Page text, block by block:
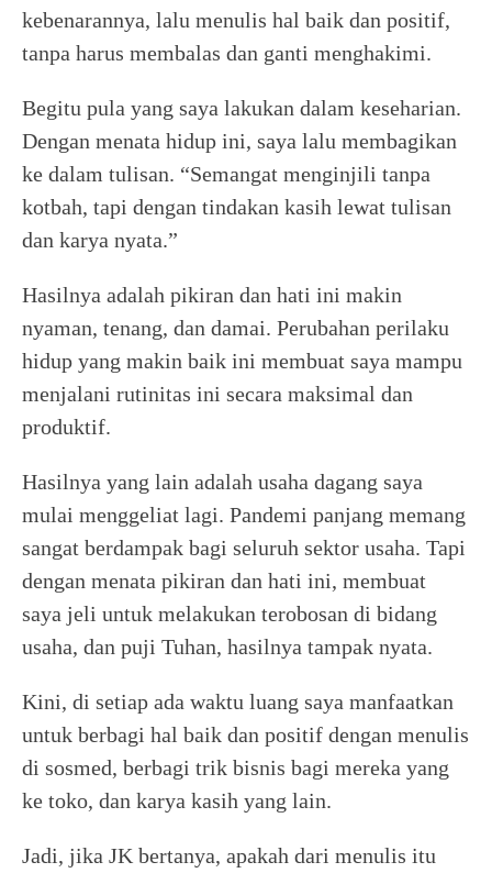
kebenarannya, lalu menulis hal baik dan positif,
tanpa harus membalas dan ganti menghakimi.
Begitu pula yang saya lakukan dalam keseharian.
Dengan menata hidup ini, saya lalu membagikan
ke dalam tulisan. “Semangat menginjili tanpa
kotbah, tapi dengan tindakan kasih lewat tulisan
dan karya nyata.”
Hasilnya adalah pikiran dan hati ini makin
nyaman, tenang, dan damai. Perubahan perilaku
hidup yang makin baik ini membuat saya mampu
menjalani rutinitas ini secara maksimal dan
produktif.
Hasilnya yang lain adalah usaha dagang saya
mulai menggeliat lagi. Pandemi panjang memang
sangat berdampak bagi seluruh sektor usaha. Tapi
dengan menata pikiran dan hati ini, membuat
saya jeli untuk melakukan terobosan di bidang
usaha, dan puji Tuhan, hasilnya tampak nyata.
Kini, di setiap ada waktu luang saya manfaatkan
untuk berbagi hal baik dan positif dengan menulis
di sosmed, berbagi trik bisnis bagi mereka yang
ke toko, dan karya kasih yang lain.
Jadi, jika JK bertanya, apakah dari menulis itu